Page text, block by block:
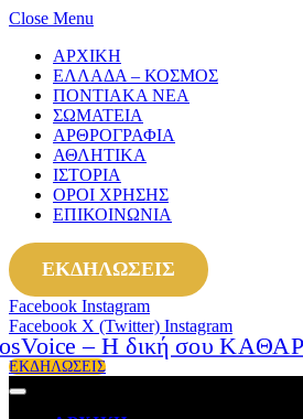
Close Menu
ΑΡΧΙΚΗ
ΕΛΛΑΔΑ – ΚΟΣΜΟΣ
ΠΟΝΤΙΑΚΑ ΝΕΑ
ΣΩΜΑΤΕΙΑ
ΑΡΘΡΟΓΡΑΦΙΑ
ΑΘΛΗΤΙΚΑ
ΙΣΤΟΡΙΑ
ΟΡΟΙ ΧΡΗΣΗΣ
ΕΠΙΚΟΙΝΩΝΙΑ
ΕΚΔΗΛΩΣΕΙΣ
Facebook Instagram
Facebook X (Twitter) Instagram
ΕΚΔΗΛΩΣΕΙΣ